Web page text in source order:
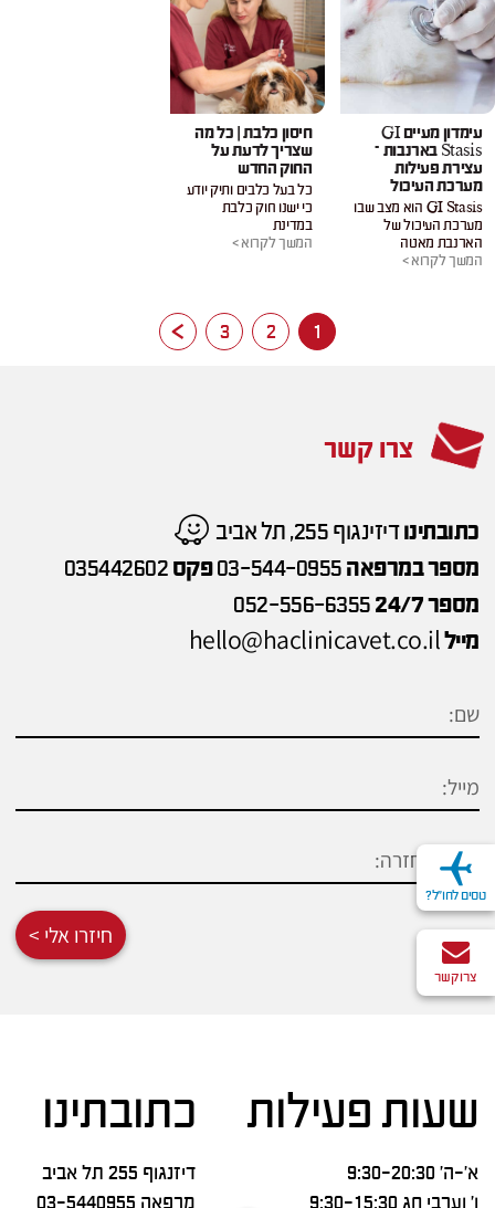
עימדון מעיים GI
Stasis בארנבות –
עצירת פעילות
מערכת העיכול
GI Stasis הוא מצב שבו
מערכת העיכול של
הארנבת מאטה
המשך לקרוא >
חיסון כלבת | כל מה
שצריך לדעת על
החוק החדש
כל בעל כלבים ותיק יודע
כי ישנו חוק כלבת
במדינת
המשך לקרוא >
1
2
3
צרו קשר
כתובתינודיזינגוף 255, תל אביב
מספר במרפאה 03-544-0955פקס 035442602
מספר 24/7
052-556-6355
מיילhello@haclinicavet.co.il
חיזרו אלי >
טסים לחו"ל?
צרו קשר
שעות פעילות
א’-ה’ 9:30-20:30
כתובתינו
דיזנגוף 255 תל אביב